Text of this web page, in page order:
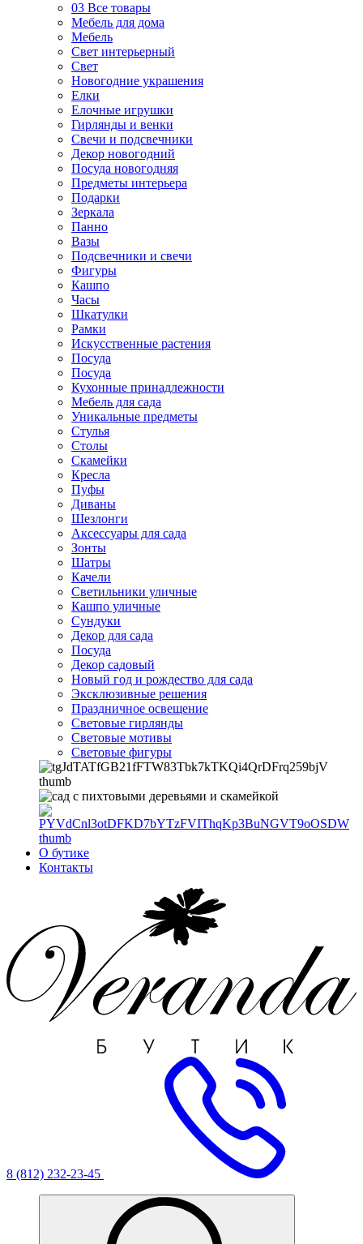
03 Все товары
Мебель для дома
Мебель
Свет интерьерный
Свет
Новогодние украшения
Елки
Елочные игрушки
Гирлянды и венки
Свечи и подсвечники
Декор новогодний
Посуда новогодняя
Предметы интерьера
Подарки
Зеркала
Панно
Вазы
Подсвечники и свечи
Фигуры
Кашпо
Часы
Шкатулки
Рамки
Искусственные растения
Посуда
Посуда
Кухонные принадлежности
Мебель для сада
Уникальные предметы
Стулья
Столы
Скамейки
Кресла
Пуфы
Диваны
Шезлонги
Аксессуары для сада
Зонты
Шатры
Качели
Cветильники уличные
Кашпо уличные
Сундуки
Декор для сада
Посуда
Декор садовый
Новый год и рождество для сада
Эксклюзивные решения
Праздничное освещение
Световые гирлянды
Световые мотивы
Световые фигуры
О бутике
Контакты
8 (812) 232-23-45